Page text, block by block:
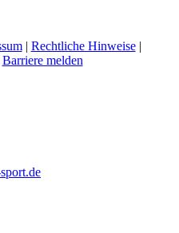
| Rechtliche Hinweise|
Barriere melden